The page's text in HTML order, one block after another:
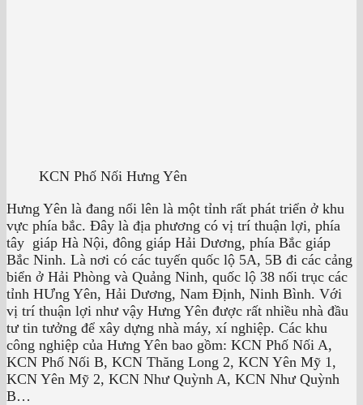
KCN Phố Nối Hưng Yên
Hưng Yên là đang nổi lên là một tỉnh rất phát triển ở khu
vực phía bắc. Đây là địa phương có vị trí thuận lợi, phía
tây giáp Hà Nội, đông giáp Hải Dương, phía Bắc giáp
Bắc Ninh. Là nơi có các tuyến quốc lộ 5A, 5B đi các cảng
biển ở Hải Phòng và Quảng Ninh, quốc lộ 38 nối trục các
tỉnh HƯng Yên, Hải Dương, Nam Định, Ninh Bình. Với
vị trí thuận lợi như vậy Hưng Yên được rất nhiều nhà đầu
tư tin tưởng để xây dựng nhà máy, xí nghiệp. Các khu
công nghiệp của Hưng Yên bao gồm: KCN Phố Nối A,
KCN Phố Nối B, KCN Thăng Long 2, KCN Yên Mỹ 1,
KCN Yên Mỹ 2, KCN Như Quỳnh A, KCN Như Quỳnh
B…